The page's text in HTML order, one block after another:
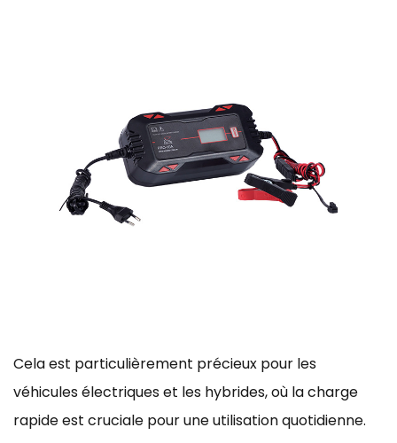
Cela est particulièrement précieux pour les
véhicules électriques et les hybrides, où la charge
rapide est cruciale pour une utilisation quotidienne.